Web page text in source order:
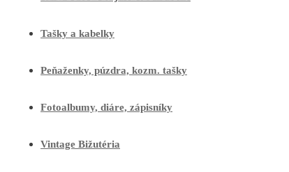
Tašky a kabelky
Peňaženky, púzdra, kozm. tašky
Fotoalbumy, diáre, zápisníky
Vintage Bižutéria